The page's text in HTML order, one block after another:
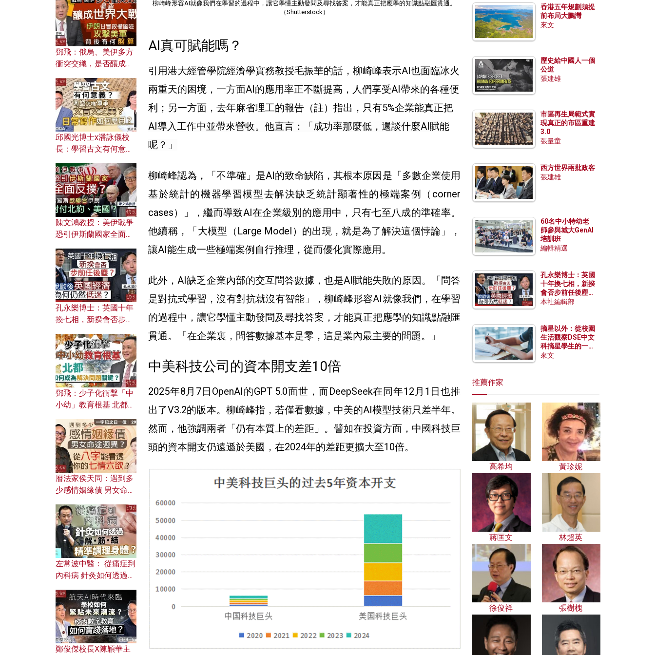
柳崎峰形容AI就像我們在學習的過程中，讓它學懂主動發問及尋找答案，才能真正把應學的知識點融匯貫通。
（Shutterstock）
AI真可賦能嗎？
引用港大經管學院經濟學實務教授毛振華的話，柳崎峰表示AI也面臨冰火
兩重天的困境，一方面AI的應用率正不斷提高，人們享受AI帶來的各種便
利；另一方面，去年麻省理工的報告（註）指出，只有5%企業能真正把
AI導入工作中並帶來營收。他直言：「成功率那麼低，還談什麼AI賦能
呢？」
柳崎峰認為，「不準確」是AI的致命缺陷，其根本原因是「多數企業使用
基於統計的機器學習模型去解決缺乏統計顯著性的極端案例（corner
cases）」，繼而導致AI在企業級別的應用中，只有七至八成的準確率。
他續稱，「大模型（Large Model）的出現，就是為了解決這個悖論」，
讓AI能生成一些極端案例自行推理，從而優化實際應用。
此外，AI缺乏企業內部的交互問答數據，也是AI賦能失敗的原因。「問答
是對抗式學習，沒有對抗就沒有智能」，柳崎峰形容AI就像我們，在學習
的過程中，讓它學懂主動發問及尋找答案，才能真正把應學的知識點融匯
貫通。「在企業裏，問答數據基本是零，這是業內最主要的問題。」
中美科技公司的資本開支差10倍
2025年8月7日OpenAI的GPT 5.0面世，而DeepSeek在同年12月1日也推
出了V3.2的版本。柳崎峰指，若僅看數據，中美的AI模型技術只差半年。
然而，他強調兩者「仍有本質上的差距」。譬如在投資方面，中國科技巨
頭的資本開支仍遠遜於美國，在2024年的差距更擴大至10倍。
控？
鄧飛：俄烏、美伊多方
衝突交織，是否釀成世
風險攻擊美軍，背後有
何盤算？
邱國光博士x潘詠儀校
長：學習古文有何意
文之美？ 日常寫作如何
應用？
陳文鴻教授：美伊戰爭
恐引伊斯蘭國家全面反
對付北約美國？
孔永樂博士：英國十年
換七相，新揆會否步前
濟為何仍然低迷？
鄧飛：少子化衝擊「中
小幼」教育根基 北都如
曆法家侯天同：遇到多
少感情姻緣債 男女命途
的七情六欲？
左常波中醫： 從痛症到
內科病 針灸如何透過解
鄭俊傑校長X陳穎華主
香港五年規劃須提
前布局大鵬灣
來文
歷史給中國人一個
公道
張建雄
市區再生局範式實
現真正的市區重建
3.0
張量童
西方世界兩批政客
張建雄
60名中小特幼老
師參與城大GenAI
培訓班
編輯精選
孔永樂博士：英國
十年換七相，新揆
會否步前任後塵？
脫歐後英國經濟為
本社編輯部
摘星以外：從校園
生活觀察DSE中文
科摘星學生的一點
特質
來文
推薦作家
高希均 黃珍妮
蔣匡文 林超英
徐俊祥 張樹槐